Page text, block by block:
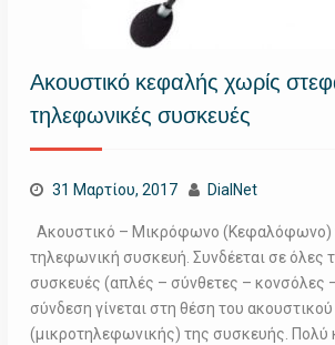
Ακουστικό κεφαλής χωρίς
τηλεφωνικές συσκευές
31 Μαρτίου, 2017 DialNet
Ακουστικό – Μικρόφωνο (Κεφαλόφωνο)
τηλεφωνική συσκευή. Συνδέεται σε όλες
συσκευές (απλές – σύνθετες – κονσόλες
σύνδεση γίνεται στη θέση του ακουστικού
(μικροτηλεφωνικής) της συσκευής. Πολύ